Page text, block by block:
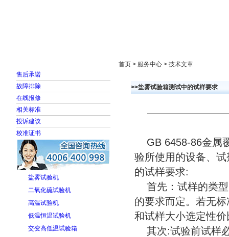
售后承诺
故障排除
在线报修
相关标准
投诉建议
校准证书
盐雾试验机
二氧化硫试验机
高温试验机
低温恒温试验机
交变高低温试验箱
首页 > 服务中心 > 技术文章
>>盐雾试验箱测试中的试样要求
GB 6458-86金属
验所使用的设备、
的试样要求:
首先：试样的类型
的要求而定。若无
和试样大小选定性价
其次:试验前试样